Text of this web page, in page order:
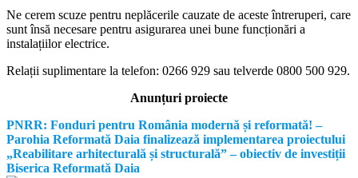
Ne cerem scuze pentru neplăcerile cauzate de aceste întreruperi, care
sunt însă necesare pentru asigurarea unei bune funcționări a
instalațiilor electrice.
Relații suplimentare la telefon: 0266 929 sau telverde 0800 500 929.
Anunțuri proiecte
PNRR: Fonduri pentru România modernă și reformată! –
Parohia Reformată Daia finalizează implementarea proiectului
„Reabilitare arhitecturală și structurală” – obiectiv de investiții
Biserica Reformată Daia